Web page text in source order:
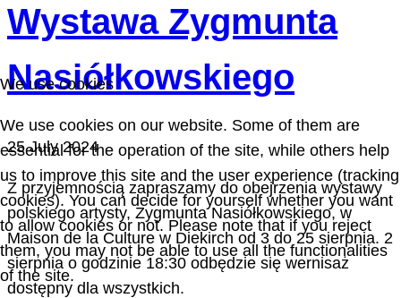
Wystawa Zygmunta
Nasiółkowskiego
25 July 2024
Z przyjemnością zapraszamy do obejrzenia wystawy
polskiego artysty, Zygmunta Nasiółkowskiego, w
Maison de la Culture w Diekirch od 3 do 25 sierpnia. 2
sierpnia o godzinie 18:30 odbędzie się wernisaż
dostępny dla wszystkich.
We use cookies
We use cookies on our website. Some of them are
essential for the operation of the site, while others help
us to improve this site and the user experience (tracking
cookies). You can decide for yourself whether you want
to allow cookies or not. Please note that if you reject
them, you may not be able to use all the functionalities
of the site.